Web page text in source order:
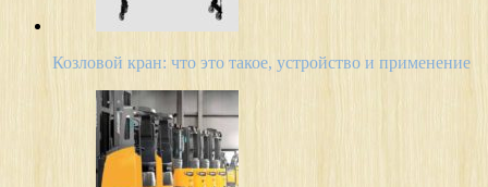
Козловой кран: что это такое, устройство и применение